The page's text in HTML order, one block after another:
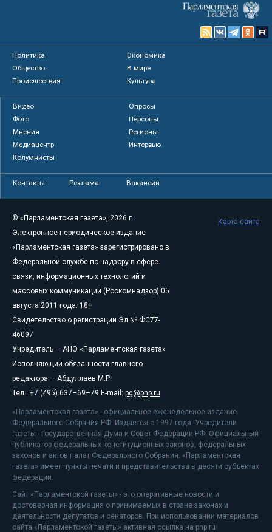
Политика
Экономика
Общество
В мире
Происшествия
Культура
Видео
Опросы
Фото
Персоны
Мнения
Регионы
Медиацентр
Интервью
Колумнисты
Контакты Реклама Вакансии
© «Парламентская газета», 2026 г.
Электронное периодическое издание
«Парламентская газета» зарегистрировано в
Федеральной службе по надзору в сфере
связи, информационных технологий и
массовых коммуникаций (Роскомнадзор) 05
августа 2011 года. 18+
Свидетельство о регистрации Эл № ФС77-
46097
Учредитель — АНО «Парламентская газета»
Исполняющий обязанности главного
редактора — Абдуллаев М.Р.
Тел.: +7 (495) 637–69–79 E-mail: pg@pnp.ru
«Парламентская газета» - официальное еженедельное издание
Федерального Собрания РФ. Издается с 1997 года. Учредители
газеты - Государственная Дума и Совет Федерации РФ. Официальный
публикатор федеральных конституционных законов, федеральных
законов и актов палат Федерального Собрания. «Парламентская
газета» имеет пункты печати и представительства в десяти субъектах
федерации.
Сайт «Парламентской газеты» - это оперативные новости и
достоверная информация о принимаемых в стране законах и
деятельности депутатов и сенаторов. При использовании материалов
сайта «Парламентской газеты» активная ссылка на pnp.ru
Карта сайта